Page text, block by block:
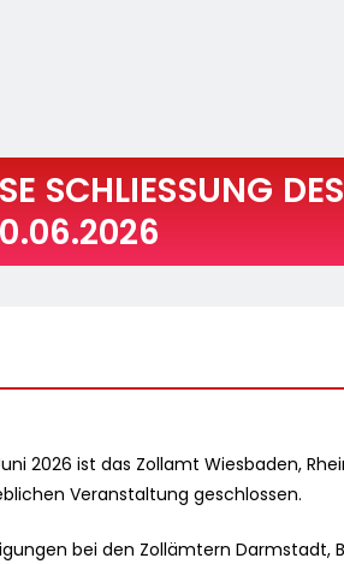
SCHLIESSUNG DES
2026 ist das Zollamt Wiesbaden,
Veranstaltung geschlossen.
bei den Zollämtern Darmstadt,